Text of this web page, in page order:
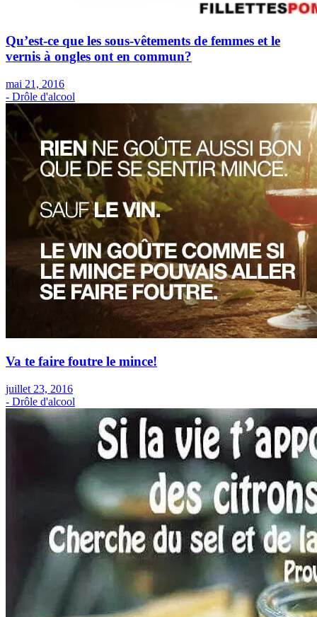
Qu’est-ce que les sous-vêtements de femmes et le
vernis à ongles ont en commun?
mai 21, 2016
- Drôle d'alcool
Va te faire foutre le mince!
juillet 23, 2016
- Drôle d'alcool